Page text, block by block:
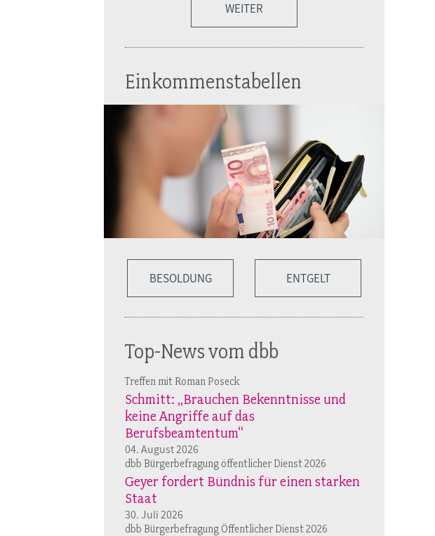
WEITER
Einkommenstabellen
BESOLDUNG ENTGELT
Top-News vom dbb
Treffen mit Roman Poseck
Schmitt: „Brauchen Bekenntnisse und
keine Angriffe auf das
Berufsbeamtentum“
04. August 2026
dbb Bürgerbefragung öffentlicher Dienst 2026
Geyer fordert Bündnis für einen starken
Staat
30. Juli 2026
dbb Bürgerbefragung Öffentlicher Dienst 2026